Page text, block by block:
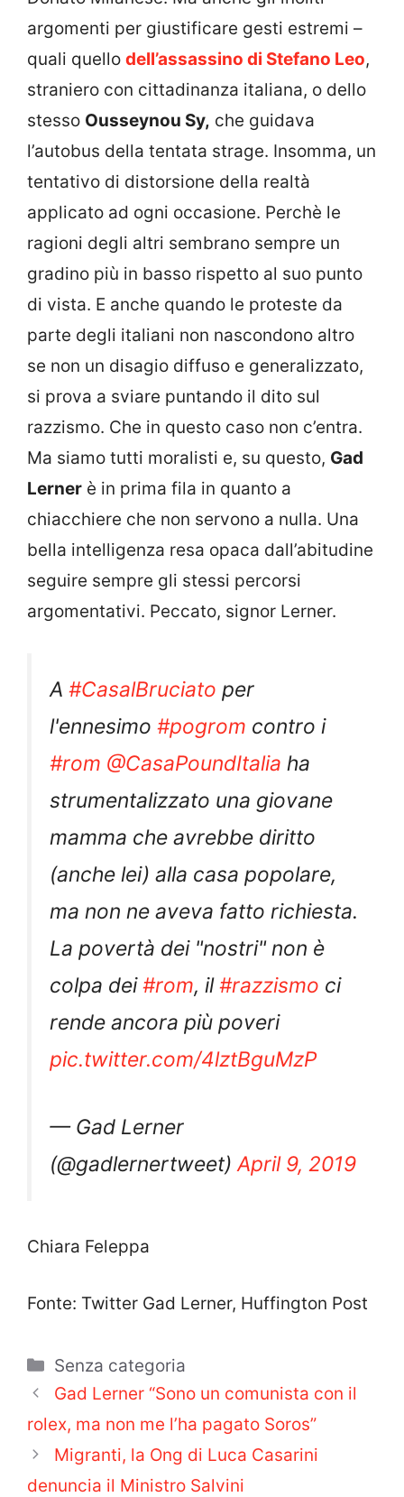
argomenti per giustificare gesti estremi –
quali quello dell’assassino di Stefano Leo,
straniero con cittadinanza italiana, o dello
stesso Ousseynou Sy, che guidava
l’autobus della tentata strage. Insomma, un
tentativo di distorsione della realtà
applicato ad ogni occasione. Perchè le
ragioni degli altri sembrano sempre un
gradino più in basso rispetto al suo punto
di vista. E anche quando le proteste da
parte degli italiani non nascondono altro
se non un disagio diffuso e generalizzato,
si prova a sviare puntando il dito sul
razzismo. Che in questo caso non c’entra.
Ma siamo tutti moralisti e, su questo, Gad
Lerner è in prima fila in quanto a
chiacchiere che non servono a nulla. Una
bella intelligenza resa opaca dall’abitudine
seguire sempre gli stessi percorsi
argomentativi. Peccato, signor Lerner.
A #CasalBruciato per
l'ennesimo #pogrom contro i
#rom @CasaPoundItalia ha
strumentalizzato una giovane
mamma che avrebbe diritto
(anche lei) alla casa popolare,
ma non ne aveva fatto richiesta.
La povertà dei "nostri" non è
colpa dei#rom, il#razzismo ci
rende ancora più poveri
pic.twitter.com/4lztBguMzP
— Gad Lerner
(@gadlernertweet)April 9, 2019
Chiara Feleppa
Fonte: Twitter Gad Lerner, Huffington Post
Categorie
Senza categoria
Gad Lerner “Sono un comunista con il
rolex, ma non me l’ha pagato Soros”
Migranti, la Ong di Luca Casarini
denuncia il Ministro Salvini